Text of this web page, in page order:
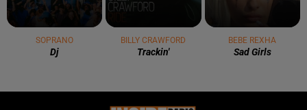
SOPRANO
Dj
BILLY CRAWFORD
Trackin'
BEBE REXHA
Sad Girls